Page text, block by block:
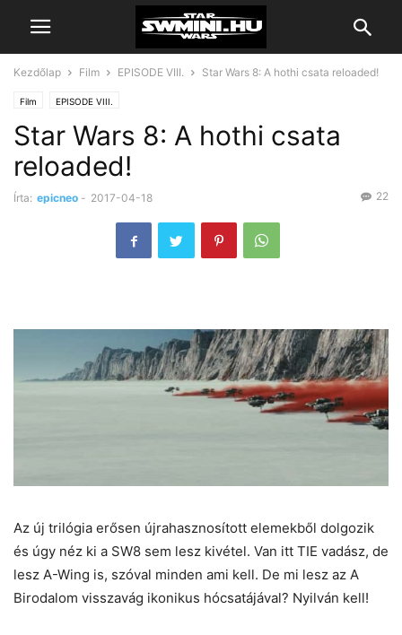
Kezdőlap Film EPISODE VIII. Star Wars 8: A hothi csata reloaded!
Film EPISODE VIII.
Star Wars 8: A hothi csata
reloaded!
Írta: epicneo - 2017-04-18 22
Az új trilógia erősen újrahasznosított elemekből dolgozik
és úgy néz ki a SW8 sem lesz kivétel. Van itt TIE vadász, de
lesz A-Wing is, szóval minden ami kell. De mi lesz az A
Birodalom visszavág ikonikus hócsatájával? Nyilván kell!